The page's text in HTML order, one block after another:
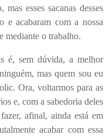
esses sacanas desses
e acabaram com a nossa
mediante o trabalho.
é, sem dúvida, a melhor
mas quem sou eu
Ora, voltarmos para as
e, com a sabedoria deles
afinal, ainda está em
acabar com essa